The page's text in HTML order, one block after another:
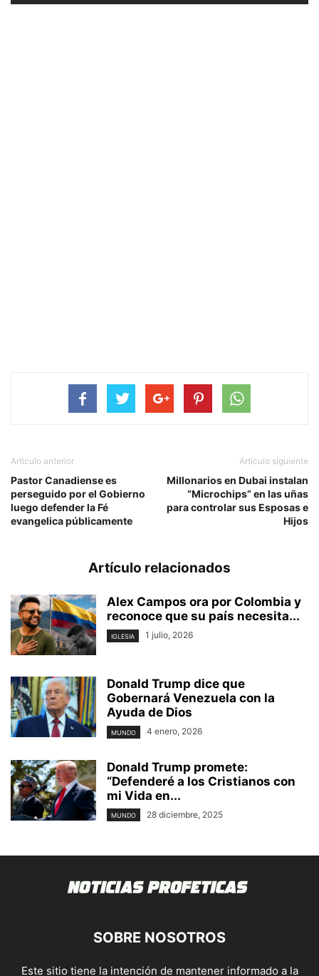
Artículo anterior
Pastor Canadiense es
perseguido por el Gobierno
luego defender la Fé
evangelica públicamente
Artículo siguiente
Millonarios en Dubai instalan
“Microchips” en las uñas
para controlar sus Esposas e
Hijos
Artículo relacionados
Alex Campos ora por Colombia y
reconoce que su país necesita...
IGLESIA 1 julio, 2026
Donald Trump dice que
Gobernará Venezuela con la
Ayuda de Dios
MUNDO 4 enero, 2026
Donald Trump promete:
“Defenderé a los Cristianos con
mi Vida en...
MUNDO 28 diciembre, 2025
SOBRE NOSOTROS
Este sitio tiene la intención de mantener informado a la